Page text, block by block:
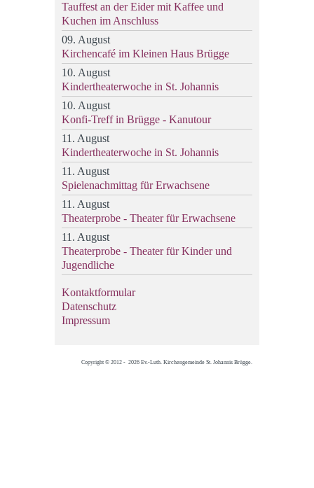
Tauffest an der Eider mit Kaffee und
Kuchen im Anschluss
09. August
Kirchencafé im Kleinen Haus Brügge
10. August
Kindertheaterwoche in St. Johannis
10. August
Konfi-Treff in Brügge - Kanutour
11. August
Kindertheaterwoche in St. Johannis
11. August
Spielenachmittag für Erwachsene
11. August
Theaterprobe - Theater für Erwachsene
11. August
Theaterprobe - Theater für Kinder und
Jugendliche
Kontaktformular
Datenschutz
Impressum
Copyright © 2012 - 2026 Ev.-Luth. Kirchengemeinde St. Johannis Brügge.